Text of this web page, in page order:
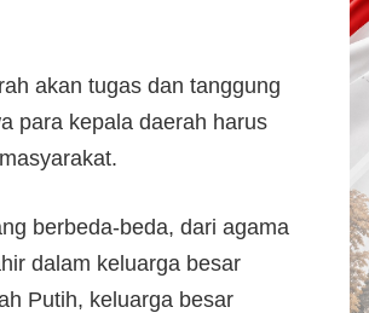
akan tugas dan tanggung
para kepala daerah harus
berbeda-beda, dari agama
dalam keluarga besar
Putih, keluarga besar